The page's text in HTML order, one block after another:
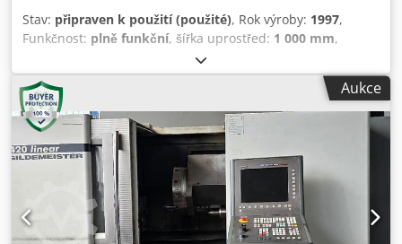
Stav: připraven k použití (použité), Rok výroby: 1997,
Funkčnost: plně funkční, šířka uprostřed: 1 000 mm,
průměr soustružení nad ložem suportu:
otáčení nad příčným suportem:340 mm, výška středu:280
mm, maximální otáčky vřetene:
, Žádná
minimální cena – garantovaný prodej za nejvyšší nabídku!
TECHNICKÉ ÚDAJE Rozsah otáček vřetena: 0 – 2 500 ot./min.
Průměr soustružení: 500 mm Průměr soustružení nad
ložem: 570 mm Průměr soustružení nad podpěrou: 340
mm Výška středů: 280 mm Vzdálenost mezi středy: 1 000
mm VYBAVENÍ Příslušenství (viz obrázky) Djdpfezpxglox
Aicewa
Aukce